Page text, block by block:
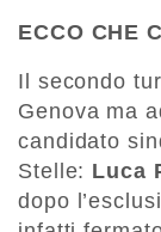
ECCO CHE
Il secondo
Genova ma
candidato
Stelle: Luca
dopo